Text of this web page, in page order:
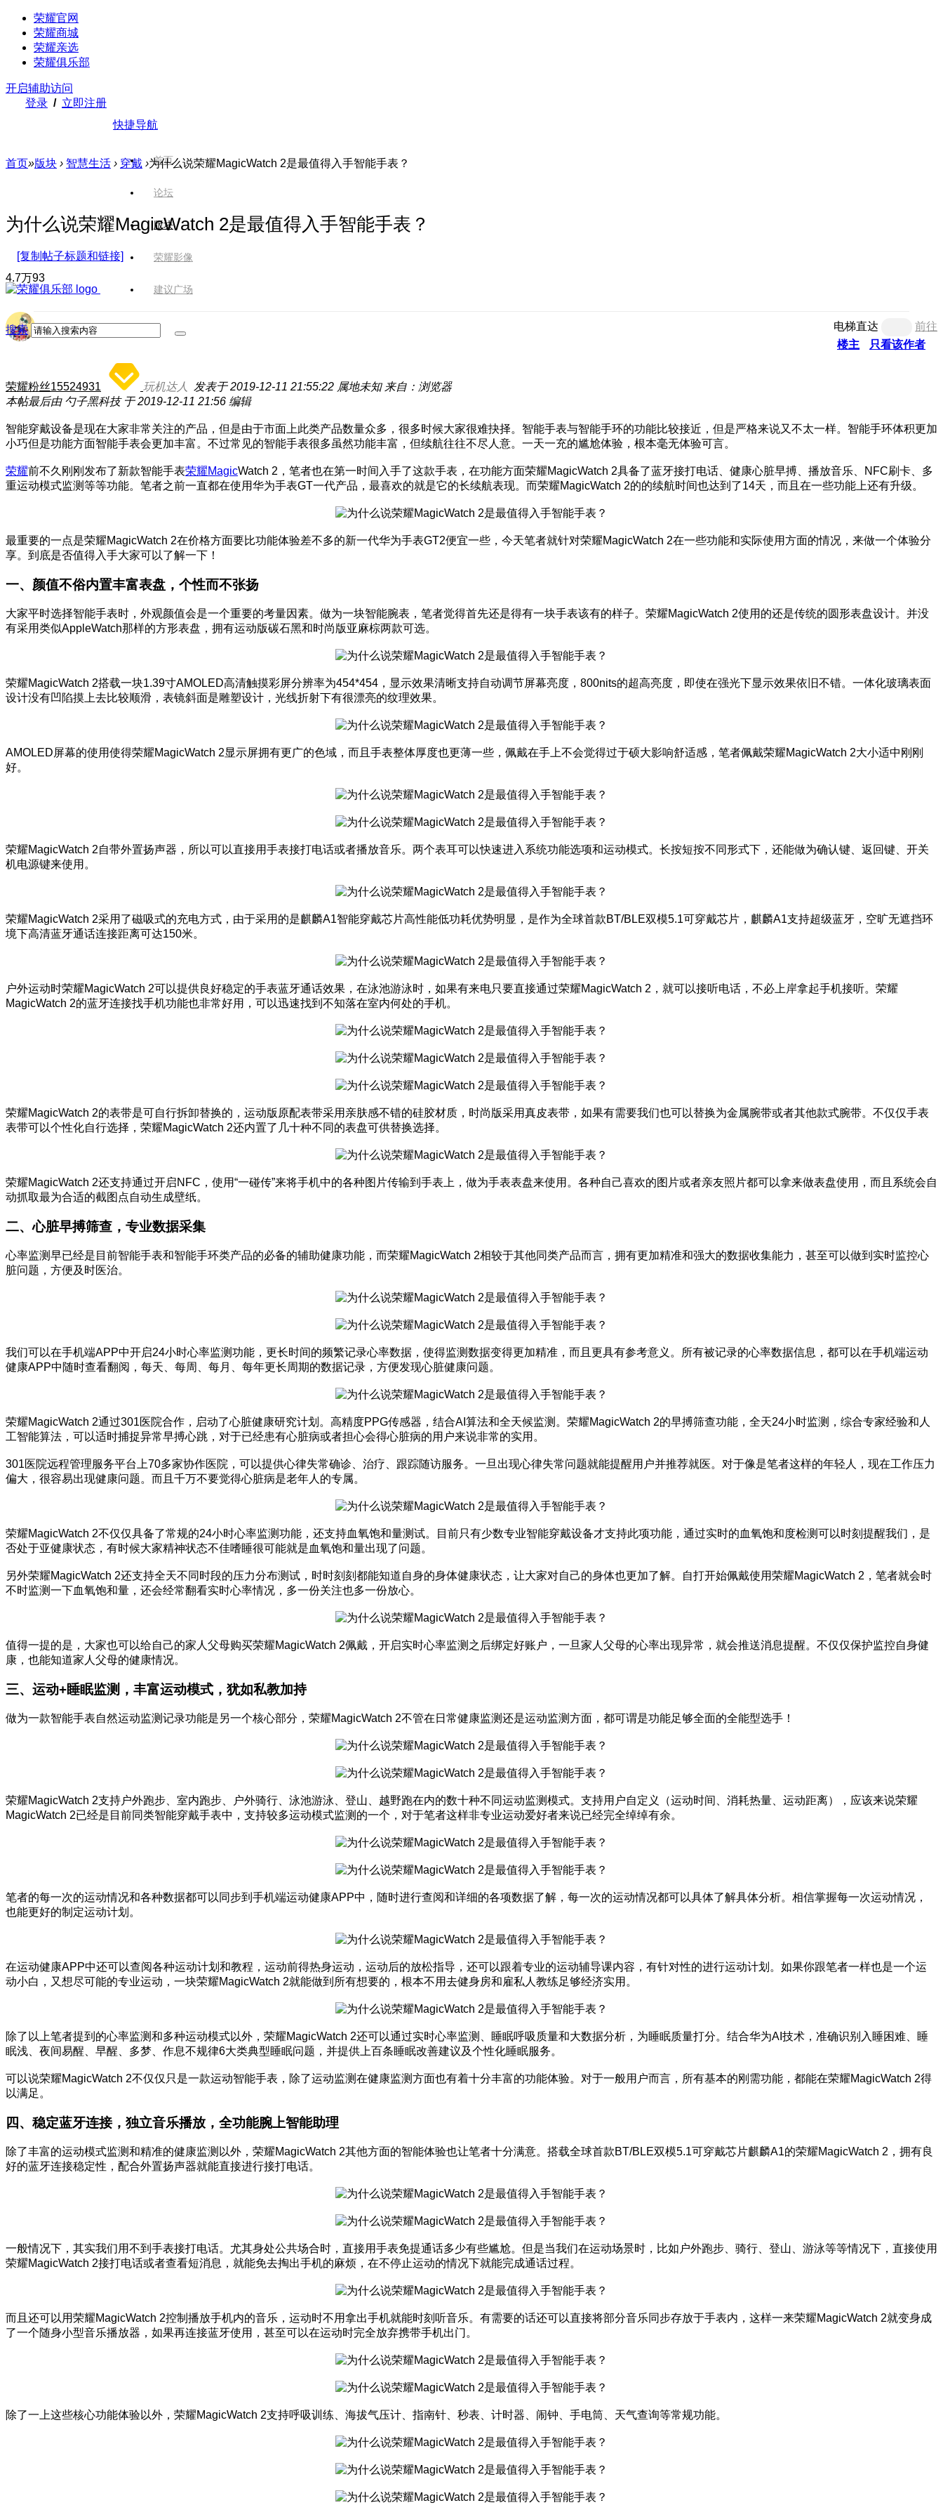
荣耀官网
荣耀商城
荣耀亲选
荣耀俱乐部
开启辅助访问
登录 / 立即注册
快捷导航
首页
论坛
版块
荣耀影像
建议广场
搜索
首页»版块 › 智慧生活 › 穿戴 ›为什么说荣耀MagicWatch 2是最值得入手智能手表？
为什么说荣耀MagicWatch 2是最值得入手智能手表？
[复制帖子标题和链接]
4.7万93
电梯直达
前往
楼主
只看该作者
荣耀粉丝15524931 玩机达人 发表于 2019-12-11 21:55:22 属地未知 来自：浏览器
本帖最后由 勺子黑科技 于 2019-12-11 21:56 编辑
智能穿戴设备是现在大家非常关注的产品，但是由于市面上此类产品数量众多，很多时候大家很难抉择。智能手表与智能手环的功能比较接近，但是严格来说又不太一样。智能手环体积更加
小巧但是功能方面智能手表会更加丰富。不过常见的智能手表很多虽然功能丰富，但续航往往不尽人意。一天一充的尴尬体验，根本毫无体验可言。
荣耀前不久刚刚发布了新款智能手表荣耀MagicWatch 2，笔者也在第一时间入手了这款手表，在功能方面荣耀MagicWatch 2具备了蓝牙接打电话、健康心脏早搏、播放音乐、NFC刷卡、多
重运动模式监测等等功能。笔者之前一直都在使用华为手表GT一代产品，最喜欢的就是它的长续航表现。而荣耀MagicWatch 2的的续航时间也达到了14天，而且在一些功能上还有升级。
最重要的一点是荣耀MagicWatch 2在价格方面要比功能体验差不多的新一代华为手表GT2便宜一些，今天笔者就针对荣耀MagicWatch 2在一些功能和实际使用方面的情况，来做一个体验分
享。到底是否值得入手大家可以了解一下！
一、颜值不俗内置丰富表盘，个性而不张扬
大家平时选择智能手表时，外观颜值会是一个重要的考量因素。做为一块智能腕表，笔者觉得首先还是得有一块手表该有的样子。荣耀MagicWatch 2使用的还是传统的圆形表盘设计。并没
有采用类似AppleWatch那样的方形表盘，拥有运动版碳石黑和时尚版亚麻棕两款可选。
荣耀MagicWatch 2搭载一块1.39寸AMOLED高清触摸彩屏分辨率为454*454，显示效果清晰支持自动调节屏幕亮度，800nits的超高亮度，即使在强光下显示效果依旧不错。一体化玻璃表面
设计没有凹陷摸上去比较顺滑，表镜斜面是雕塑设计，光线折射下有很漂亮的纹理效果。
AMOLED屏幕的使用使得荣耀MagicWatch 2显示屏拥有更广的色域，而且手表整体厚度也更薄一些，佩戴在手上不会觉得过于硕大影响舒适感，笔者佩戴荣耀MagicWatch 2大小适中刚刚
好。
荣耀MagicWatch 2自带外置扬声器，所以可以直接用手表接打电话或者播放音乐。两个表耳可以快速进入系统功能选项和运动模式。长按短按不同形式下，还能做为确认键、返回键、开关
机电源键来使用。
荣耀MagicWatch 2采用了磁吸式的充电方式，由于采用的是麒麟A1智能穿戴芯片高性能低功耗优势明显，是作为全球首款BT/BLE双模5.1可穿戴芯片，麒麟A1支持超级蓝牙，空旷无遮挡环
境下高清蓝牙通话连接距离可达150米。
户外运动时荣耀MagicWatch 2可以提供良好稳定的手表蓝牙通话效果，在泳池游泳时，如果有来电只要直接通过荣耀MagicWatch 2，就可以接听电话，不必上岸拿起手机接听。荣耀
MagicWatch 2的蓝牙连接找手机功能也非常好用，可以迅速找到不知落在室内何处的手机。
荣耀MagicWatch 2的表带是可自行拆卸替换的，运动版原配表带采用亲肤感不错的硅胶材质，时尚版采用真皮表带，如果有需要我们也可以替换为金属腕带或者其他款式腕带。不仅仅手表
表带可以个性化自行选择，荣耀MagicWatch 2还内置了几十种不同的表盘可供替换选择。
荣耀MagicWatch 2还支持通过开启NFC，使用“一碰传”来将手机中的各种图片传输到手表上，做为手表表盘来使用。各种自己喜欢的图片或者亲友照片都可以拿来做表盘使用，而且系统会自
动抓取最为合适的截图点自动生成壁纸。
二、心脏早搏筛查，专业数据采集
心率监测早已经是目前智能手表和智能手环类产品的必备的辅助健康功能，而荣耀MagicWatch 2相较于其他同类产品而言，拥有更加精准和强大的数据收集能力，甚至可以做到实时监控心
脏问题，方便及时医治。
我们可以在手机端APP中开启24小时心率监测功能，更长时间的频繁记录心率数据，使得监测数据变得更加精准，而且更具有参考意义。所有被记录的心率数据信息，都可以在手机端运动
健康APP中随时查看翻阅，每天、每周、每月、每年更长周期的数据记录，方便发现心脏健康问题。
荣耀MagicWatch 2通过301医院合作，启动了心脏健康研究计划。高精度PPG传感器，结合AI算法和全天候监测。荣耀MagicWatch 2的早搏筛查功能，全天24小时监测，综合专家经验和人
工智能算法，可以适时捕捉异常早搏心跳，对于已经患有心脏病或者担心会得心脏病的用户来说非常的实用。
301医院远程管理服务平台上70多家协作医院，可以提供心律失常确诊、治疗、跟踪随访服务。一旦出现心律失常问题就能提醒用户并推荐就医。对于像是笔者这样的年轻人，现在工作压力
偏大，很容易出现健康问题。而且千万不要觉得心脏病是老年人的专属。
荣耀MagicWatch 2不仅仅具备了常规的24小时心率监测功能，还支持血氧饱和量测试。目前只有少数专业智能穿戴设备才支持此项功能，通过实时的血氧饱和度检测可以时刻提醒我们，是
否处于亚健康状态，有时候大家精神状态不佳嗜睡很可能就是血氧饱和量出现了问题。
另外荣耀MagicWatch 2还支持全天不同时段的压力分布测试，时时刻刻都能知道自身的身体健康状态，让大家对自己的身体也更加了解。自打开始佩戴使用荣耀MagicWatch 2，笔者就会时
不时监测一下血氧饱和量，还会经常翻看实时心率情况，多一份关注也多一份放心。
值得一提的是，大家也可以给自己的家人父母购买荣耀MagicWatch 2佩戴，开启实时心率监测之后绑定好账户，一旦家人父母的心率出现异常，就会推送消息提醒。不仅仅保护监控自身健
康，也能知道家人父母的健康情况。
三、运动+睡眠监测，丰富运动模式，犹如私教加持
做为一款智能手表自然运动监测记录功能是另一个核心部分，荣耀MagicWatch 2不管在日常健康监测还是运动监测方面，都可谓是功能足够全面的全能型选手！
荣耀MagicWatch 2支持户外跑步、室内跑步、户外骑行、泳池游泳、登山、越野跑在内的数十种不同运动监测模式。支持用户自定义（运动时间、消耗热量、运动距离），应该来说荣耀
MagicWatch 2已经是目前同类智能穿戴手表中，支持较多运动模式监测的一个，对于笔者这样非专业运动爱好者来说已经完全绰绰有余。
笔者的每一次的运动情况和各种数据都可以同步到手机端运动健康APP中，随时进行查阅和详细的各项数据了解，每一次的运动情况都可以具体了解具体分析。相信掌握每一次运动情况，
也能更好的制定运动计划。
在运动健康APP中还可以查阅各种运动计划和教程，运动前得热身运动，运动后的放松指导，还可以跟着专业的运动辅导课内容，有针对性的进行运动计划。如果你跟笔者一样也是一个运
动小白，又想尽可能的专业运动，一块荣耀MagicWatch 2就能做到所有想要的，根本不用去健身房和雇私人教练足够经济实用。
除了以上笔者提到的心率监测和多种运动模式以外，荣耀MagicWatch 2还可以通过实时心率监测、睡眠呼吸质量和大数据分析，为睡眠质量打分。结合华为AI技术，准确识别入睡困难、睡
眠浅、夜间易醒、早醒、多梦、作息不规律6大类典型睡眠问题，并提供上百条睡眠改善建议及个性化睡眠服务。
可以说荣耀MagicWatch 2不仅仅只是一款运动智能手表，除了运动监测在健康监测方面也有着十分丰富的功能体验。对于一般用户而言，所有基本的刚需功能，都能在荣耀MagicWatch 2得
以满足。
四、稳定蓝牙连接，独立音乐播放，全功能腕上智能助理
除了丰富的运动模式监测和精准的健康监测以外，荣耀MagicWatch 2其他方面的智能体验也让笔者十分满意。搭载全球首款BT/BLE双模5.1可穿戴芯片麒麟A1的荣耀MagicWatch 2，拥有良
好的蓝牙连接稳定性，配合外置扬声器就能直接进行接打电话。
一般情况下，其实我们用不到手表接打电话。尤其身处公共场合时，直接用手表免提通话多少有些尴尬。但是当我们在运动场景时，比如户外跑步、骑行、登山、游泳等等情况下，直接使用
荣耀MagicWatch 2接打电话或者查看短消息，就能免去掏出手机的麻烦，在不停止运动的情况下就能完成通话过程。
而且还可以用荣耀MagicWatch 2控制播放手机内的音乐，运动时不用拿出手机就能时刻听音乐。有需要的话还可以直接将部分音乐同步存放于手表内，这样一来荣耀MagicWatch 2就变身成
了一个随身小型音乐播放器，如果再连接蓝牙使用，甚至可以在运动时完全放弃携带手机出门。
除了一上这些核心功能体验以外，荣耀MagicWatch 2支持呼吸训练、海拔气压计、指南针、秒表、计时器、闹钟、手电筒、天气查询等常规功能。